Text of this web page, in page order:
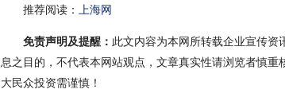
推荐阅读： 上海网
免责声明及提醒： 此文内容为本网所转载企业宣传资
息之目的，不代表本网站观点，文章真实性请浏览者慎重
大民众投资需谨慎！